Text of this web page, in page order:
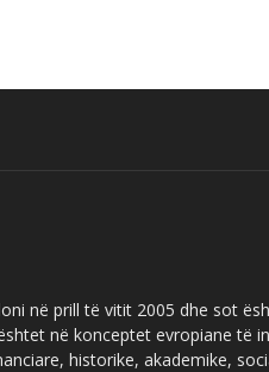
në prill të vitit 2005 dhe sot
në konceptet evropiane të
historike, akademike,